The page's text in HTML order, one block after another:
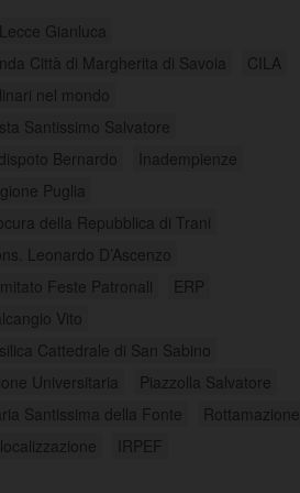
Gianluca
Città di Margherita di Savoia
CILA
nel mondo
Santissimo Salvatore
Bernardo
Inadempienze
Puglia
della Repubblica di Trani
Leonardo D’Ascenzo
Feste Patronali
ERP
Vito
Cattedrale di San Sabino
Universitaria
Piazzolla Salvatore
Santissima della Fonte
Rottamazione
IRPEF